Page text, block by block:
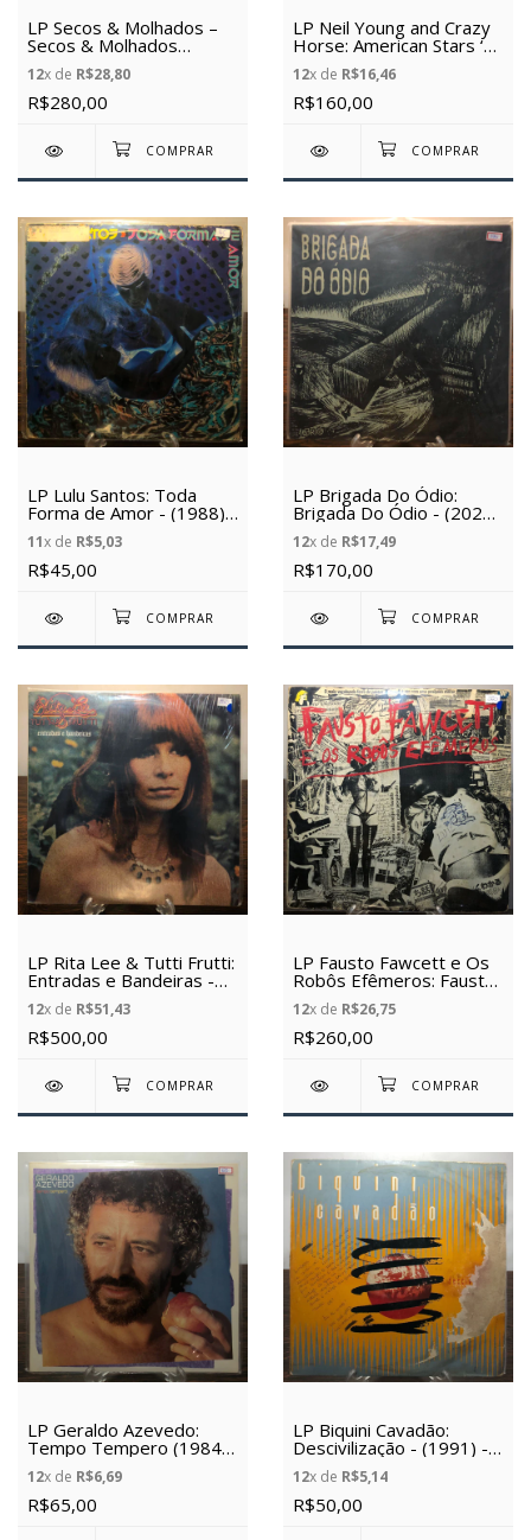
LP Secos & Molhados –
Secos & Molhados
(1974/2010) -
(Novo/Lacrado)
12x de R$28,80
R$280,00
LP Neil Young and Crazy
Horse: American Stars ‘N
Bars - (1977) - (Vinil
Usado)
12x de R$16,46
R$160,00
LP Lulu Santos: Toda
Forma de Amor - (1988) -
(Vinil Usado)
11x de R$5,03
R$45,00
LP Brigada Do Ódio:
Brigada Do Ódio - (2021)
- (Vinil Usado)
12x de R$17,49
R$170,00
LP Rita Lee & Tutti Frutti:
Entradas e Bandeiras -
(1976)(2022) - (Vinil
Usado)
12x de R$51,43
R$500,00
LP Fausto Fawcett e Os
Robôs Efêmeros: Fausto
Fawcett e Os Robôs
Efêmeros - (1987) - (Vinil
Usado)
12x de R$26,75
R$260,00
LP Geraldo Azevedo:
Tempo Tempero (1984)
- (Vinil Usado)
12x de R$6,69
R$65,00
LP Biquini Cavadão:
Descivilização - (1991) -
(Vinil Usado)
12x de R$5,14
R$50,00